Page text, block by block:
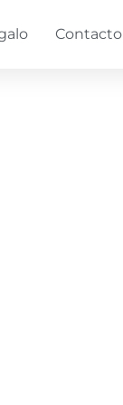
Contacto